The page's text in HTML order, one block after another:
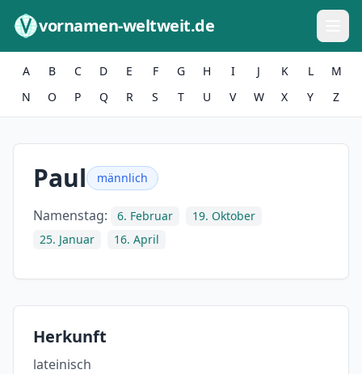
vornamen-weltweit.de
A B C D E F G H I J K L
M
N
O P Q R S T U V W X Y Z
Paul männlich
Namenstag: 6. Februar
19. Oktober
25. Januar
16. April
Herkunft
lateinisch